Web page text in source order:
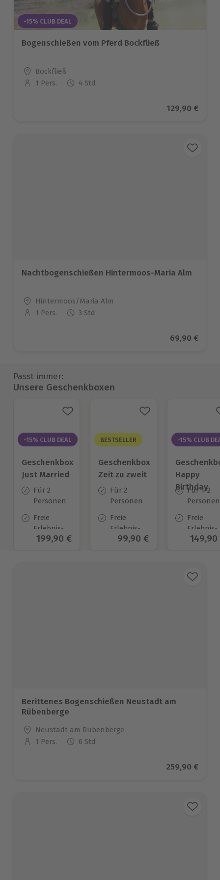
-15% CLUB DEAL
Bogenschießen vom Pferd Bockfließ
Standort
Bockfließ
Anzahl der Teilnehmer
1 Pers. 4 Std
Aktueller
129,90 €
Nachtbogenschießen Hintermoos-Maria Alm
Standort
Hintermoos/Maria Alm
Anzahl der Teilnehmer
1 Pers. 3 Std
Aktueller
69,90 €
Passt immer:
Unsere Geschenkboxen
-15% CLUB DEAL
Geschenkbox
Just Married
Für 2
Personen
Freie
Erlebnis-
Auswahl
Aktueller Preis
199,90 €
BESTSELLER
Geschenkbox
Zeit zu zweit
Für 2
Personen
Freie
Erlebnis-
Auswahl
Aktueller Preis
99,90 €
-15% CLUB
Happy
Birthday
Für 1-2
Personen
Freie
Erlebnis-
Auswahl
149,90
Berittenes Bogenschießen Neustadt am
Rübenberge
Standort
Neustadt am Rübenberge
Anzahl der Teilnehmer
1 Pers. 6 Std
Aktueller
259,90 €